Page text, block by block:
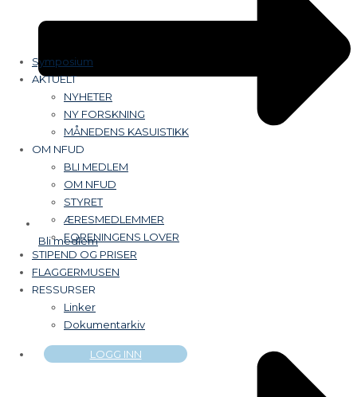
Symposium
AKTUELT
NYHETER
NY FORSKNING
MÅNEDENS KASUISTIKK
OM NFUD
BLI MEDLEM
OM NFUD
STYRET
ÆRESMEDLEMMER
FORENINGENS LOVER
STIPEND OG PRISER
FLAGGERMUSEN
RESSURSER
Linker
Dokumentarkiv
LOGG INN
Bli medlem